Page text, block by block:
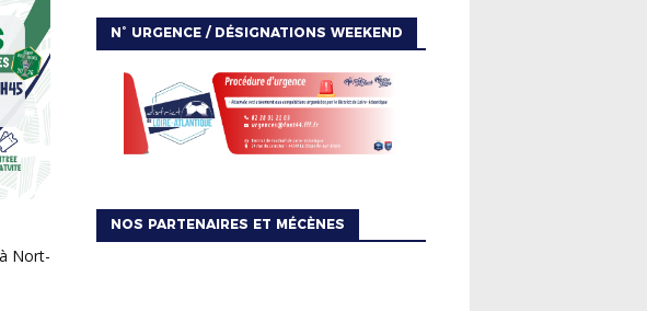
à Nort-
N° URGENCE / DÉSIGNATIONS WEEKEND
NOS PARTENAIRES ET MÉCÈNES